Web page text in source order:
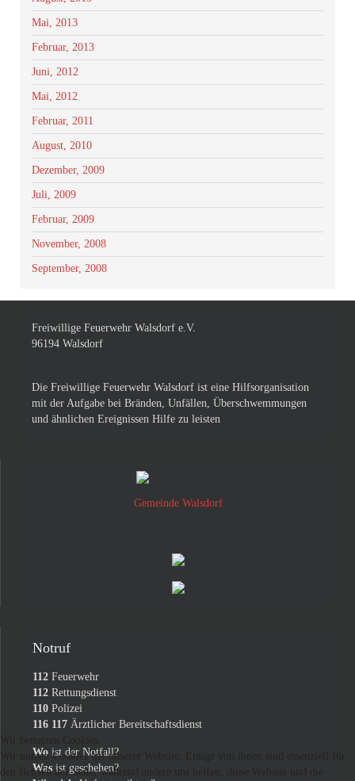
Mai, 2013
Februar, 2013
Juni, 2012
Mai, 2012
Februar, 2011
August, 2010
Dezember, 2009
Juli, 2009
Februar, 2009
November, 2008
September, 2008
Freiwillige Feuerwehr Walsdorf e.V.
96194 Walsdorf
Die Freiwillige Feuerwehr Walsdorf ist eine Hilfsorganisation
mit der Aufgabe bei Bränden, Unfällen, Überschwemmungen
und ähnlichen Ereignissen Hilfe zu leisten
Gemeinde Walsdorf
Notruf
112 Feuerwehr
112 Rettungsdienst
110 Polizei
116 117 Ärztlicher Bereitschaftsdienst
Wo ist der Notfall?
Was ist geschehen?
Wir nutzen Cookies auf unserer Website. Einige von ihnen sind essenziell für
den Betrieb der Seite, während andere uns helfen, diese Website und die